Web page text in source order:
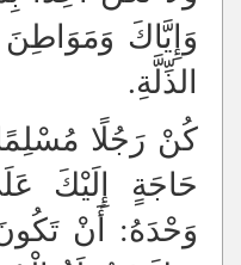
وَإِيَّاكَ
الذِّلَّةِ.
كُنْ رَجُلًا
حَاجَةٍ إِلَيْكَ
وَحْدَهُ: أَنْ